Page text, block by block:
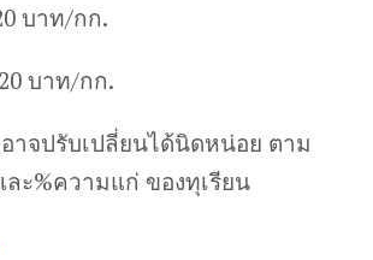
บาท/กก.
บาท/กก.
าจปรับเปลี่ยนได้นิดหน่อย ตาม
ะ%ความแก่ ของทุเรียน